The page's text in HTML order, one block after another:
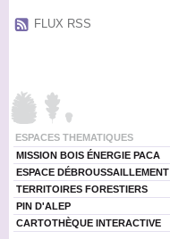
FLUX RSS
ESPACES THEMATIQUES
MISSION BOIS ÉNERGIE PACA
ESPACE DÉBROUSSAILLEMENT
TERRITOIRES FORESTIERS
PIN D'ALEP
CARTOTHÈQUE INTERACTIVE